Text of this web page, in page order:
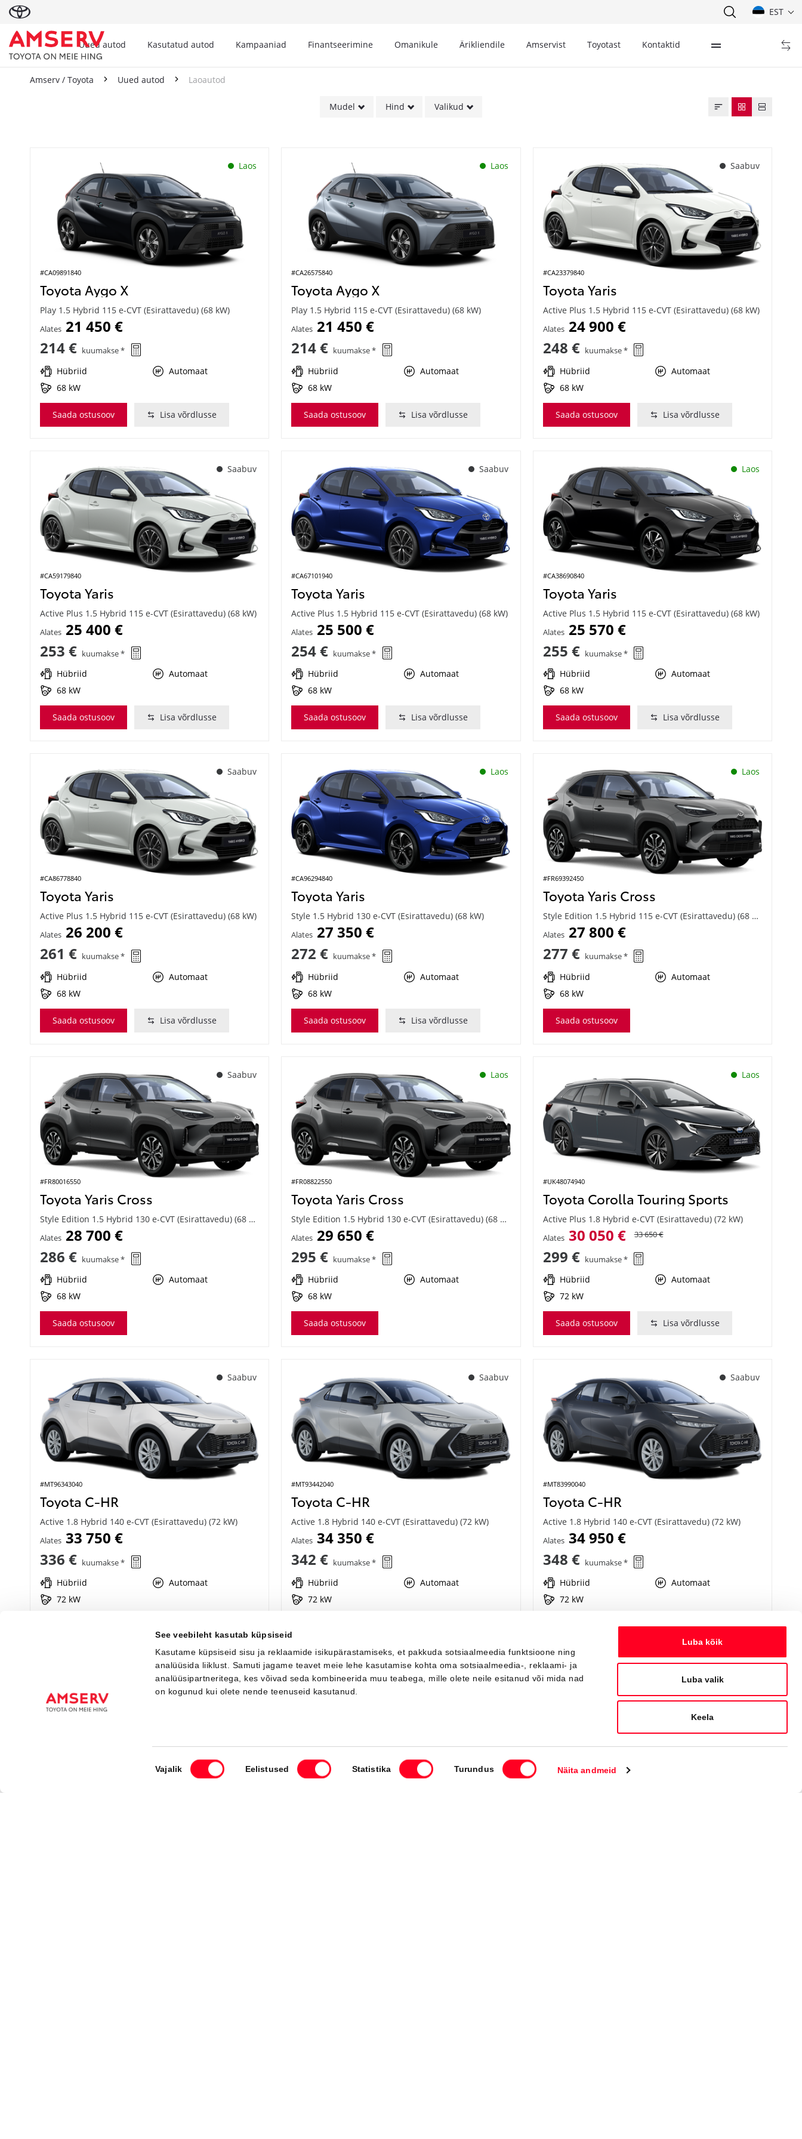
See veebileht kasutab küpsiseid
Kasutame küpsiseid sisu ja reklaamide isikupärastamiseks, et pakkuda sotsiaalmeedia funktsioone ning
analüüsida liiklust. Samuti jagame teavet meie lehe kasutamise kohta oma sotsiaalmeedia-, reklaami- ja
analüüsipartneritega, kes võivad seda kombineerida muu teabega, mille olete neile esitanud või mida nad
on kogunud kui olete nende teenuseid kasutanud.
Nõusoleku
valik
Vajalik Eelistused Statistika Turundus Näita andmeid
Luba kõik
Luba valik
Keela
EST
Uued autod Kasutatud autod Kampaaniad Finantseerimine Omanikule Ärikliendile Amservist Toyotast Kontaktid
Amserv / Toyota Uued autod Laoautod
Mudel Hind Valikud
Laos
#CA09891840
Toyota Aygo X
Play 1.5 Hybrid 115 e-CVT (Esirattavedu) (68 kW)
Alates 21 450 €
214 € kuumakse *
Hübriid
Automaat
68 kW
Saada ostusoov Lisa võrdlusse
Laos
#CA26575840
Toyota Aygo X
Play 1.5 Hybrid 115 e-CVT (Esirattavedu) (68 kW)
Alates 21 450 €
214 € kuumakse *
Hübriid
Automaat
68 kW
Saada ostusoov Lisa võrdlusse
Saabuv
#CA23379840
Toyota Yaris
Active Plus 1.5 Hybrid 115 e-CVT (Esirattavedu) (68 kW)
Alates 24 900 €
248 € kuumakse *
Hübriid
Automaat
68 kW
Saada ostusoov Lisa võrdlusse
Saabuv
#CA59179840
Toyota Yaris
Active Plus 1.5 Hybrid 115 e-CVT (Esirattavedu) (68 kW)
Alates 25 400 €
253 € kuumakse *
Hübriid
Automaat
68 kW
Saada ostusoov Lisa võrdlusse
Saabuv
#CA67101940
Toyota Yaris
Active Plus 1.5 Hybrid 115 e-CVT (Esirattavedu) (68 kW)
Alates 25 500 €
254 € kuumakse *
Hübriid
Automaat
68 kW
Saada ostusoov Lisa võrdlusse
Laos
#CA38690840
Toyota Yaris
Active Plus 1.5 Hybrid 115 e-CVT (Esirattavedu) (68 kW)
Alates 25 570 €
255 € kuumakse *
Hübriid
Automaat
68 kW
Saada ostusoov Lisa võrdlusse
Saabuv
#CA86778840
Toyota Yaris
Active Plus 1.5 Hybrid 115 e-CVT (Esirattavedu) (68 kW)
Alates 26 200 €
261 € kuumakse *
Hübriid
Automaat
68 kW
Saada ostusoov Lisa võrdlusse
Laos
#CA96294840
Toyota Yaris
Style 1.5 Hybrid 130 e-CVT (Esirattavedu) (68 kW)
Alates 27 350 €
272 € kuumakse *
Hübriid
Automaat
68 kW
Saada ostusoov Lisa võrdlusse
Laos
#FR69392450
Toyota Yaris Cross
Style Edition 1.5 Hybrid 115 e-CVT (Esirattavedu) (68 kW)
Alates 27 800 €
277 € kuumakse *
Hübriid
Automaat
68 kW
Saada ostusoov
Saabuv
#FR80016550
Toyota Yaris Cross
Style Edition 1.5 Hybrid 130 e-CVT (Esirattavedu) (68 kW)
Alates 28 700 €
286 € kuumakse *
Hübriid
Automaat
68 kW
Saada ostusoov
Laos
#FR08822550
Toyota Yaris Cross
Style Edition 1.5 Hybrid 130 e-CVT (Esirattavedu) (68 kW)
Alates 29 650 €
295 € kuumakse *
Hübriid
Automaat
68 kW
Saada ostusoov
Laos
#UK48074940
Toyota Corolla Touring Sports
Active Plus 1.8 Hybrid e-CVT (Esirattavedu) (72 kW)
Alates 30 050 € 33 650 €
299 € kuumakse *
Hübriid
Automaat
72 kW
Saada ostusoov Lisa võrdlusse
Saabuv
#MT96343040
Toyota C-HR
Active 1.8 Hybrid 140 e-CVT (Esirattavedu) (72 kW)
Alates 33 750 €
336 € kuumakse *
Hübriid
Automaat
72 kW
Saabuv
#MT93442040
Toyota C-HR
Active 1.8 Hybrid 140 e-CVT (Esirattavedu) (72 kW)
Alates 34 350 €
342 € kuumakse *
Hübriid
Automaat
72 kW
Saabuv
#MT83990040
Toyota C-HR
Active 1.8 Hybrid 140 e-CVT (Esirattavedu) (72 kW)
Alates 34 950 €
348 € kuumakse *
Hübriid
Automaat
72 kW
Lisa võrdlusse
Saabuv Saabuv